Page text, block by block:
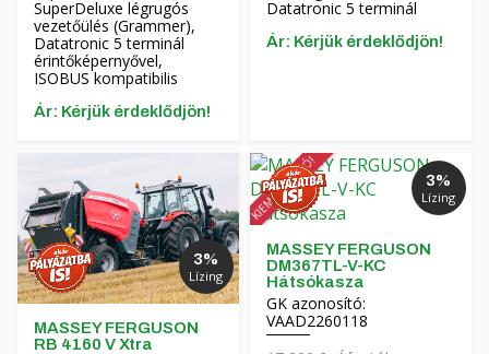
SuperDeluxe légrugós
vezetőülés (Grammer),
Datatronic 5 terminál
érintőképernyővel,
ISOBUS kompatibilis
Ár: Kérjük érdeklődjön!
Datatronic 5 terminál
Ár: Kérjük érdeklődjön!
3%
Lízing
MASSEY FERGUSON
RB 4160 V Xtra
KIEMELT AKCIÓ! 3%
Lízing
MASSEY FERGUSON
DM367TL-V-KC
Hátsókasza
GK azonosító:
VAAD2260118